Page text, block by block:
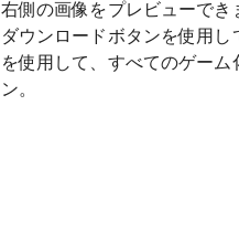
右側の画像をプレビューでき
ダウンロードボタンを使用し
を使用して、すべてのゲー
ン。